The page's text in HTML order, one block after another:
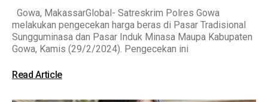
Gowa, MakassarGlobal- Satreskrim Polres Gowa
melakukan pengecekan harga beras di Pasar Tradisional
Sungguminasa dan Pasar Induk Minasa Maupa Kabupaten
Gowa, Kamis (29/2/2024). Pengecekan ini
Read Article